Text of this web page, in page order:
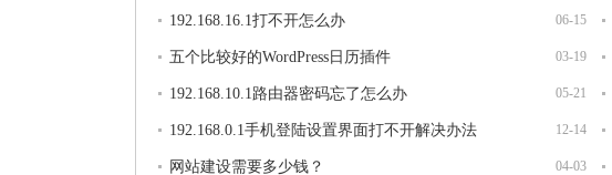
06-15
192.168.16.1打不开怎么办
03-19
五个比较好的WordPress日历插件
05-21
192.168.10.1路由器密码忘了怎么办
12-14
192.168.0.1手机登陆设置界面打不开解决办法
04-03
网站建设需要多少钱？